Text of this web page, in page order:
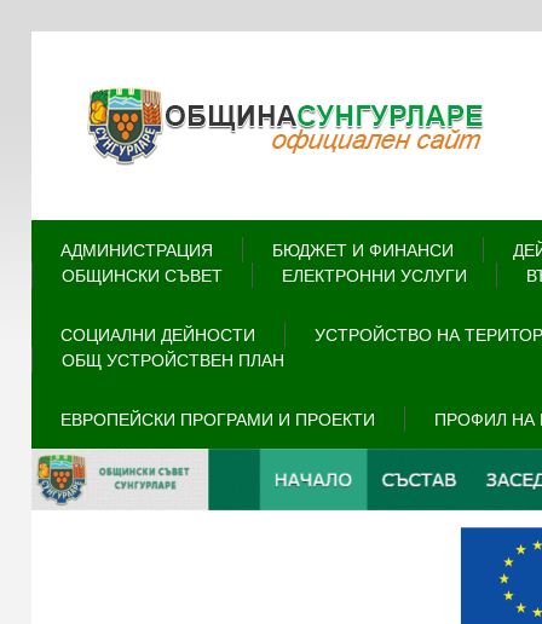
АДМИНИСТРАЦИЯ БЮДЖЕТ И ФИНАНСИ
ОБЩИНСКИ СЪВЕТ
ЕЛЕКТРОННИ УСЛУГИ
СОЦИАЛНИ ДЕЙНОСТИ
УСТРОЙСТВО НА
ОБЩ УСТРОЙСТВЕН ПЛАН
ЕВРОПЕЙСКИ ПРОГРАМИ И ПРОЕКТИ ПРОФИЛ НА